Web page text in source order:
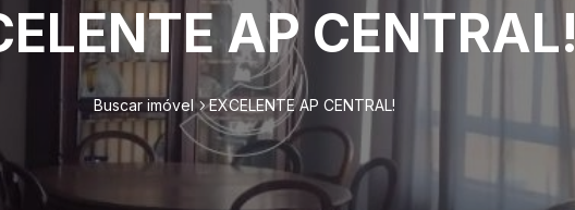
AP CENTRAL!
Buscar imóvel EXCELENTE AP CENTRAL!